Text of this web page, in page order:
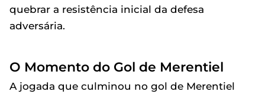
quebrar a resistência inicial da defesa
adversária.
O Momento do Gol de Merentiel
A jogada que culminou no gol de Merentiel